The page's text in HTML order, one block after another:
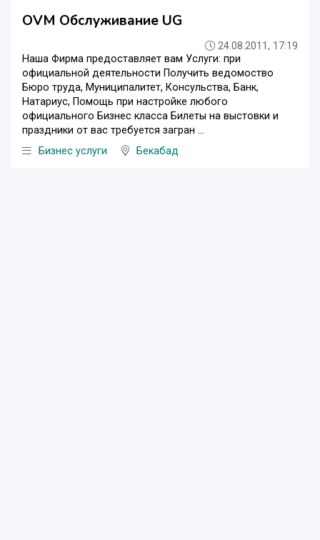
OVM Обслуживание UG
24.08.2011, 17:19
Наша Фирма предоставляет вам Услуги: при
официальной деятельности Получить ведомоство
Бюро труда, Муниципалитет, Консульства, Банк,
Натариус, Помощь при настройке любого
официального Бизнес класса Билеты на выстовки и
праздники от вас требуется загран ...
Бизнес услуги
Бекабад